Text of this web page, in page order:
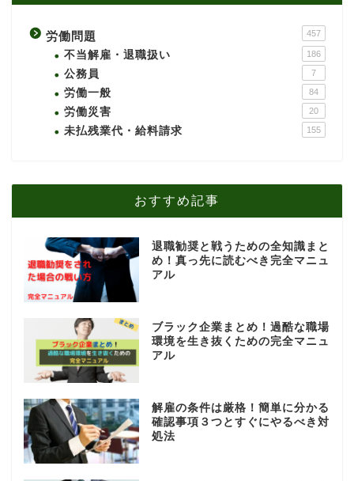
労働問題 457
不当解雇・退職扱い 186
公務員 7
労働一般 84
労働災害 20
未払残業代・給料請求 155
おすすめ記事
退職勧奨と戦うための全知識まと
め！真っ先に読むべき完全マニュ
アル
ブラック企業まとめ！過酷な職場
環境を生き抜くための完全マニュ
アル
解雇の条件は厳格！簡単に分かる
確認事項３つとすぐにやるべき対
処法